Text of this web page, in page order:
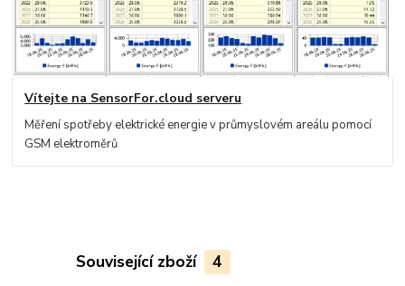
Vítejte na SensorFor.cloud serveru
Měření spotřeby elektrické energie v průmyslovém areálu pomocí
GSM elektroměrů
Související zboží 4